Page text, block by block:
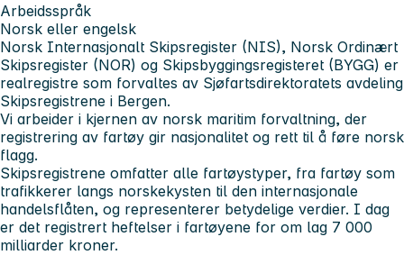
Arbeidsspråk
Norsk eller engelsk
Norsk Internasjonalt Skipsregister (NIS), Norsk Ordinært
Skipsregister (NOR) og Skipsbyggingsregisteret (BYGG) er
realregistre som forvaltes av Sjøfartsdirektoratets avdeling
Skipsregistrene i Bergen.
Vi arbeider i kjernen av norsk maritim forvaltning, der
registrering av fartøy gir nasjonalitet og rett til å føre norsk
flagg.
Skipsregistrene omfatter alle fartøystyper, fra fartøy som
trafikkerer langs norskekysten til den internasjonale
handelsflåten, og representerer betydelige verdier. I dag
er det registrert heftelser i fartøyene for om lag 7 000
milliarder kroner.